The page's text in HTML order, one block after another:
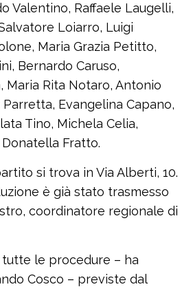
Valentino, Raffaele Laugelli,
Loiarro, Luigi
Maria Grazia Petitto,
Bernardo Caruso,
Maria Rita Notaro, Antonio
Evangelina Capano,
Tino, Michela Celia,
Fratto.
si trova in Via Alberti, 10.
è già stato trasmesso
coordinatore regionale di
tutte le procedure – ha
Cosco – previste dal